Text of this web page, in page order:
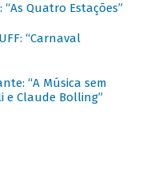
Quatro Estações”
“Carnaval
“A Música sem
e Claude Bolling”